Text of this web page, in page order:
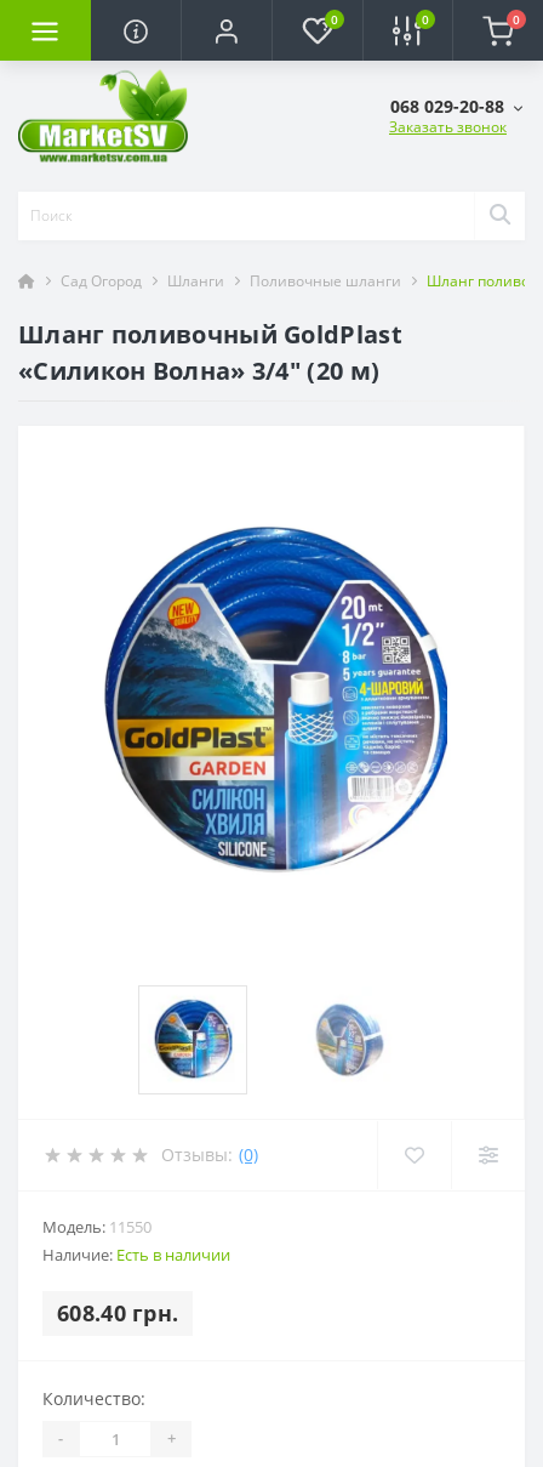
0 0 0
068 029-20-88
Заказать звонок
Сад Огород Шланги Поливочные шланги Шланг
Шланг поливочный GoldPlast
«Силикон Волна» 3/4" (20 м)
Отзывы: (0)
Модель: 11550
Наличие: Есть в наличии
608.40 грн.
Количество:
- +